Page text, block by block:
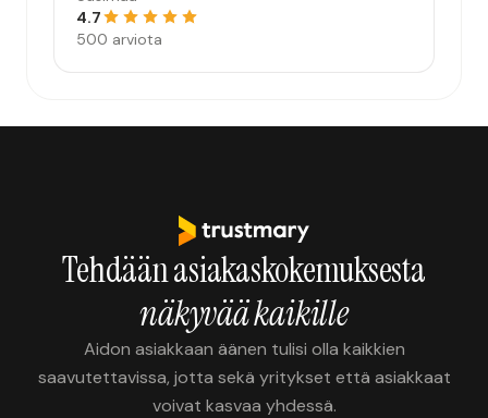
4.7
500 arviota
Tehdään asiakaskokemuksesta
näkyvää kaikille
Aidon asiakkaan äänen tulisi olla kaikkien
saavutettavissa, jotta sekä yritykset että asiakkaat
voivat kasvaa yhdessä.